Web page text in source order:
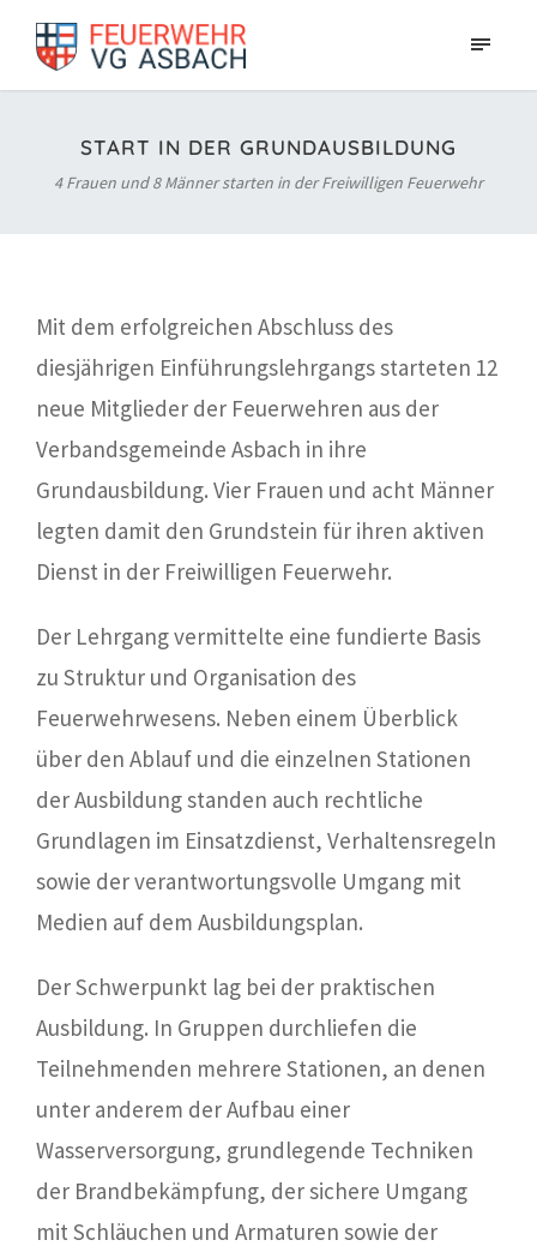
START IN DER GRUNDAUSBILDUNG
4 Frauen und 8 Männer starten in der Freiwilligen Feuerwehr
Mit dem erfolgreichen Abschluss des
diesjährigen Einführungslehrgangs starteten 12
neue Mitglieder der Feuerwehren aus der
Verbandsgemeinde Asbach in ihre
Grundausbildung. Vier Frauen und acht Männer
legten damit den Grundstein für ihren aktiven
Dienst in der Freiwilligen Feuerwehr.
Der Lehrgang vermittelte eine fundierte Basis
zu Struktur und Organisation des
Feuerwehrwesens. Neben einem Überblick
über den Ablauf und die einzelnen Stationen
der Ausbildung standen auch rechtliche
Grundlagen im Einsatzdienst, Verhaltensregeln
sowie der verantwortungsvolle Umgang mit
Medien auf dem Ausbildungsplan.
Der Schwerpunkt lag bei der praktischen
Ausbildung. In Gruppen durchliefen die
Teilnehmenden mehrere Stationen, an denen
unter anderem der Aufbau einer
Wasserversorgung, grundlegende Techniken
der Brandbekämpfung, der sichere Umgang
mit Schläuchen und Armaturen sowie der